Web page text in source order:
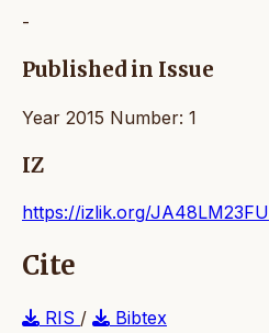
-
Published in Issue
Year 2015 Number: 1
IZ
https://izlik.org/JA48LM23FU
Cite
RIS /
Bibtex